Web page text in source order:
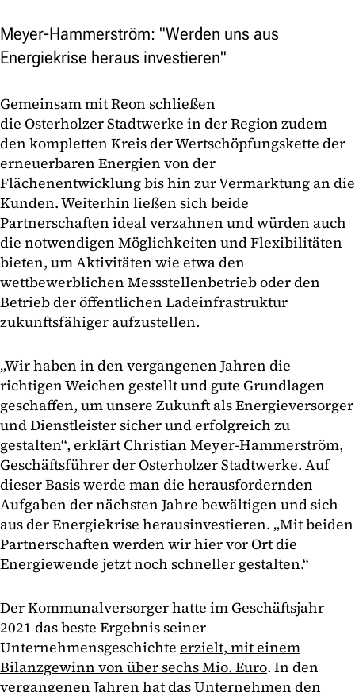
Meyer-Hammerström: "Werden uns aus
Energiekrise heraus investieren"
Gemeinsam mit Reon schließen
die Osterholzer Stadtwerke in der Region zudem
den kompletten Kreis der Wertschöpfungskette der
erneuerbaren Energien von der
Flächenentwicklung bis hin zur Vermarktung an die
Kunden. Weiterhin ließen sich beide
Partnerschaften ideal verzahnen und würden auch
die notwendigen Möglichkeiten und Flexibilitäten
bieten, um Aktivitäten wie etwa den
wettbewerblichen Messstellenbetrieb oder den
Betrieb der öffentlichen Ladeinfrastruktur
zukunftsfähiger aufzustellen.
„Wir haben in den vergangenen Jahren die
richtigen Weichen gestellt und gute Grundlagen
geschaffen, um unsere Zukunft als Energieversorger
und Dienstleister sicher und erfolgreich zu
gestalten“, erklärt Christian Meyer-Hammerström,
Geschäftsführer der Osterholzer Stadtwerke. Auf
dieser Basis werde man die herausfordernden
Aufgaben der nächsten Jahre bewältigen und sich
aus der Energiekrise herausinvestieren. „Mit beiden
Partnerschaften werden wir hier vor Ort die
Energiewende jetzt noch schneller gestalten.“
Der Kommunalversorger hatte im Geschäftsjahr
2021 das beste Ergebnis seiner
Unternehmensgeschichte erzielt, mit einem
Bilanzgewinn von über sechs Mio. Euro. In den
vergangenen Jahren hat das Unternehmen den